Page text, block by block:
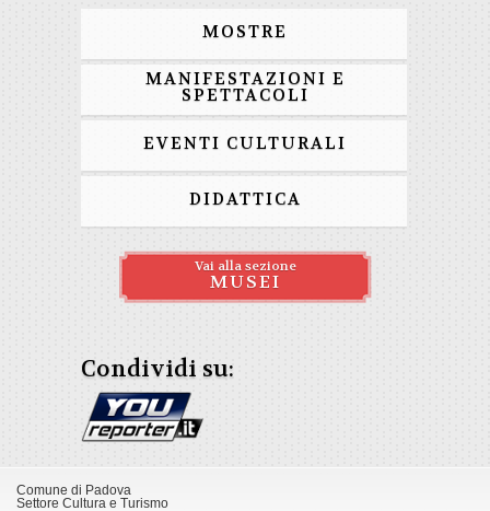
MOSTRE
MANIFESTAZIONI E
SPETTACOLI
EVENTI CULTURALI
DIDATTICA
Vai alla sezione
MUSEI
Condividi su:
Comune di Padova
Settore Cultura e Turismo